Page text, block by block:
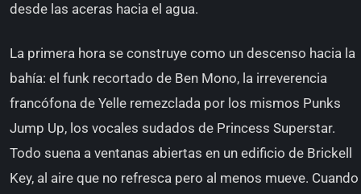
desde las aceras hacia el agua.
La primera hora se construye como un descenso hacia la
bahía: el funk recortado de Ben Mono, la irreverencia
francófona de Yelle remezclada por los mismos Punks
Jump Up, los vocales sudados de Princess Superstar.
Todo suena a ventanas abiertas en un edificio de Brickell
Key, al aire que no refresca pero al menos mueve. Cuando